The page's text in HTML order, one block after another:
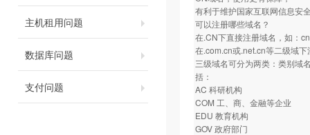
主机租用问题
数据库问题
支付问题
有利于维护国家互联网信息安
可以注册哪些域名？
在.CN下直接注册域名，如：
在.com.cn或.net.cn等二级域下
三级域名可分为两类：类别域
括：
AC 科研机构
COM 工、商、金融等企业
EDU 教育机构
GOV 政府部门